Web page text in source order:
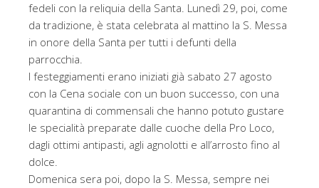
fedeli con la reliquia della Santa. Lunedì 29, poi, come
da tradizione, è stata celebrata al mattino la S. Messa
in onore della Santa per tutti i defunti della
parrocchia.
I festeggiamenti erano iniziati già sabato 27 agosto
con la Cena sociale con un buon successo, con una
quarantina di commensali che hanno potuto gustare
le specialità preparate dalle cuoche della Pro Loco,
dagli ottimi antipasti, agli agnolotti e all’arrosto fino al
dolce.
Domenica sera poi, dopo la S. Messa, sempre nei